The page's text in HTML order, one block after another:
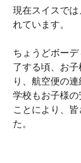
現在スイスで
れています。
ちょうどボー
了する頃、お
り、航空便の
学校もお子様
ことにより、
た。